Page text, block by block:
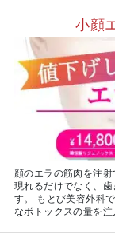
小顔
顔のエラの筋肉を注
現れるだけでなく、
す。 もとび美容外科
なボトックスの量を注